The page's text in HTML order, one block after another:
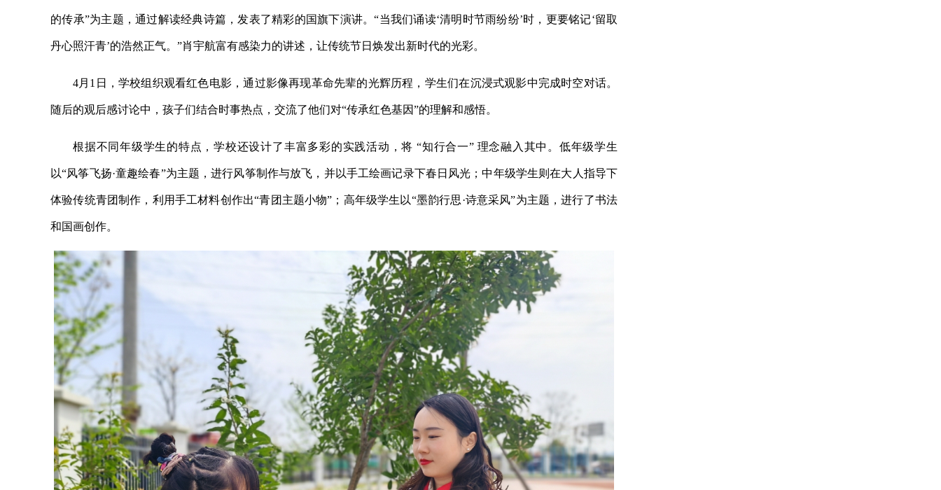
的传承”为主题，通过解读经典诗篇，发表了精彩的国旗下演讲。“当我们诵读‘清明时节雨纷纷’时，更要铭记‘留取
丹心照汗青’的浩然正气。”肖宇航富有感染力的讲述，让传统节日焕发出新时代的光彩。
4月1日，学校组织观看红色电影，通过影像再现革命先辈的光辉历程，学生们在沉浸式观影中完成时空对话。
随后的观后感讨论中，孩子们结合时事热点，交流了他们对“传承红色基因”的理解和感悟。
根据不同年级学生的特点，学校还设计了丰富多彩的实践活动，将 “知行合一” 理念融入其中。低年级学生
以“风筝飞扬·童趣绘春”为主题，进行风筝制作与放飞，并以手工绘画记录下春日风光；中年级学生则在大人指导下
体验传统青团制作，利用手工材料创作出“青团主题小物”；高年级学生以“墨韵行思·诗意采风”为主题，进行了书法
和国画创作。